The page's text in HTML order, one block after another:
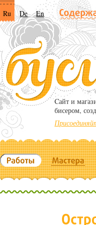
Ru De En
Cайт и
бисером,